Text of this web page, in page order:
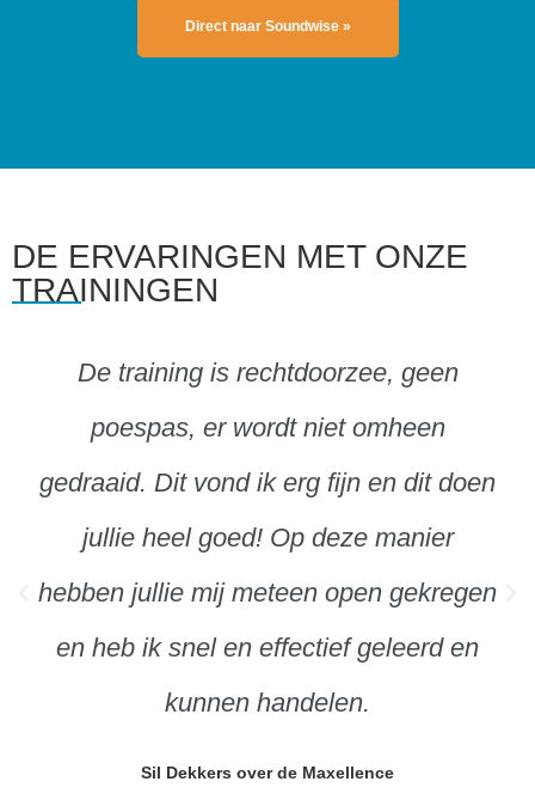
Direct naar Soundwise »
DE ERVARINGEN MET ONZE
TRAININGEN
De training is rechtdoorzee, geen
poespas, er wordt niet omheen
gedraaid. Dit vond ik erg fijn en dit doen
jullie heel goed! Op deze manier
hebben jullie mij meteen open gekregen
en heb ik snel en effectief geleerd en
kunnen handelen.
Sil Dekkers over de Maxellence